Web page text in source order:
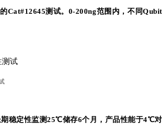
Cat#12645测试。0-200ng范围内，不同
稳定性监测25℃储存6个月，产品性能于4℃